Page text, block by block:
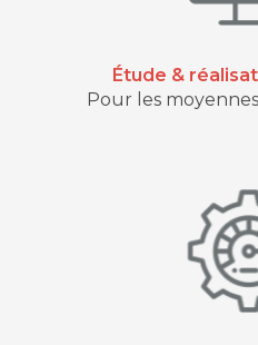
Étude &
Pour les